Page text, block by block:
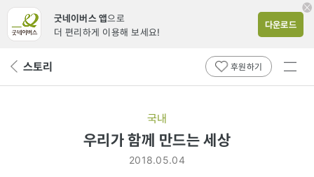
굿네이버스 앱으로
더 편리하게 이용해 보세요!
다운로드
뒤 스토리 후원하기
전체
국내
우리가 함께 만드는 세상
2018.05.04